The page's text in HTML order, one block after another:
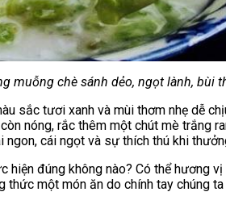
muỗng chè sánh dẻo, ngọt lành, bùi
sắc tươi xanh và mùi thơm nhẹ dễ
nóng, rắc thêm một chút mè trắng
cái ngọt và sự thích thú khi
hiện đúng không nào? Có thể hương
thức một món ăn do chính tay chúng